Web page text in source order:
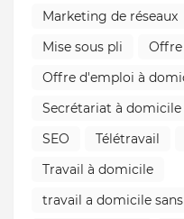
Marketing de réseaux
Mise sous pli
Offre d'emploi à
Secrétariat à domicile
SEO
Télétravail
Travail à domicile
travail a domicile